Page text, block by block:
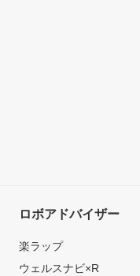
ロボアドバイザー
楽ラップ
ウェルスナビ×R